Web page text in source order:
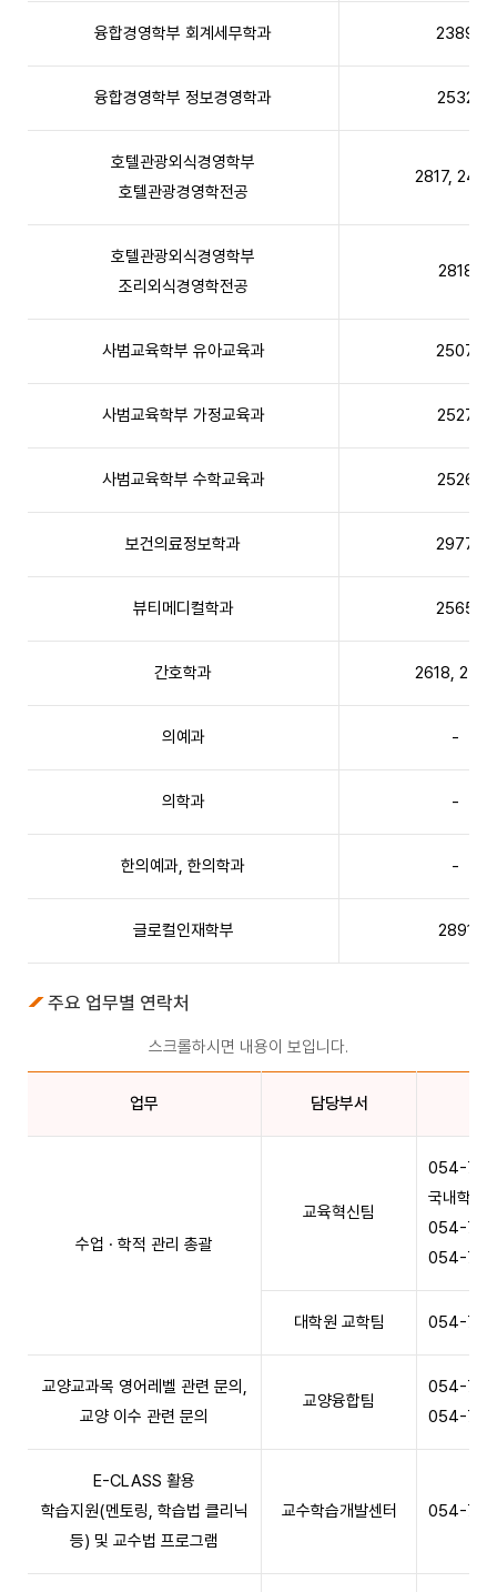
융합경영학부 회계세무학과 2389
융합경영학부 정보경영학과 2532
호텔관광외식경영학부
호텔관광경영학전공
2817, 2497
호텔관광외식경영학부
조리외식경영학전공
2818
사범교육학부 유아교육과 2507
사범교육학부 가정교육과 2527
사범교육학부 수학교육과 2526
보건의료정보학과 2977
뷰티메디컬학과 2565
간호학과 2618, 2728
의예과 -
의학과 -
한의예과, 한의학과 -
글로컬인재학부 2891
주요 업무별 연락처
스크롤하시면 내용이 보입니다.
업무 담당부서
수업 · 학적 관리 총괄
교육혁신팀
054-770-
국내학점
054-
054-770-
대학원 교학팀 054-
교양교과목 영어레벨 관련 문의,
교양 이수 관련 문의
교양융합팀
054-
054-
E-CLASS 활용
학습지원(멘토링, 학습법 클리닉
등) 및 교수법 프로그램
교수학습개발센터 054-